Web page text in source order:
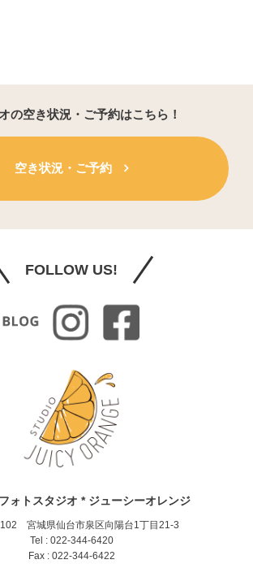
の空き状況・ご予約はこちら！
空き状況・ご予約
FOLLOW US!
ォトスタジオ * ジューシーオレンジ
宮城県仙台市泉区向陽台1丁目21-3
Tel : 022-344-6420
Fax : 022-344-6422